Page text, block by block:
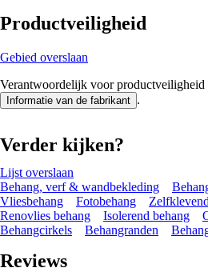
Productveiligheid
Gebied overslaan
Verantwoordelijk voor productveiligheid
Informatie van de fabrikant .
Verder kijken?
Lijst overslaan
Behang, verf & wandbekleding
Vliesbehang
Fotobehang
Renovlies behang
Isolerend behang
Behangcirkels
Behangranden
Reviews